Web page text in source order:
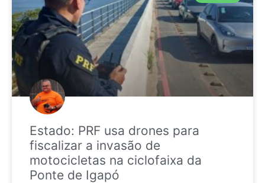
Estado: PRF usa drones para
fiscalizar a invasão de
motocicletas na ciclofaixa da
Ponte de Igapó